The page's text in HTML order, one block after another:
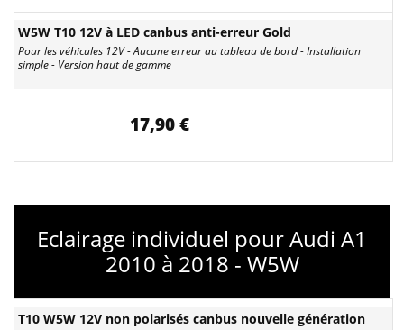
W5W T10 12V à LED canbus anti-erreur Gold
Pour les véhicules 12V - Aucune erreur au tableau de bord - Installation
simple - Version haut de gamme
17,90 €
Eclairage individuel pour Audi A1
2010 à 2018 - W5W
T10 W5W 12V non polarisés canbus nouvelle génération